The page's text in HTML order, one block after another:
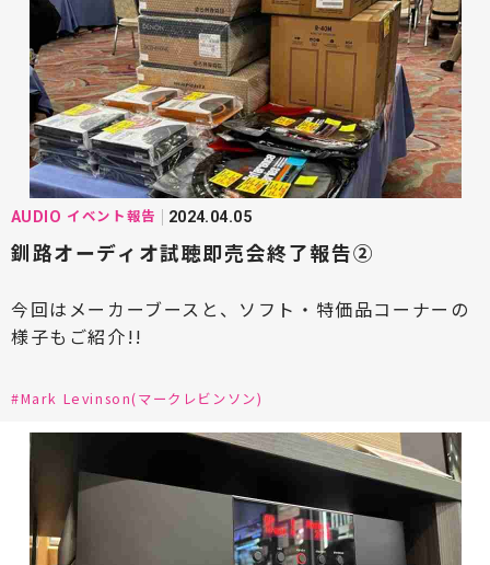
#Mark Levinson(マークレビンソン)
#MARTEN(マーテン)
#Mcintosh(マッキントッシュ)
#marantz(マランツ)
#MONITOR AUDIO(モニターオーディオ)
#NAGAOKA(ナガオカ) #NASPEC(ナスペック)
#Octave(オクターブ)
#Phasemation(フェーズメーション)
#Playback Designs(プレイバックデザインズ)
#Polk Audio(ポークオーディオ)
AUDIO イベント報告 2024.04.05
釧路オーディオ試聴即売会終了報告②
今回はメーカーブースと、ソフト・特価品コーナーの
様子もご紹介!!
#Mark Levinson(マークレビンソン)